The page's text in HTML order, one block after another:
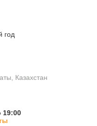
год
Казахстан
19:00